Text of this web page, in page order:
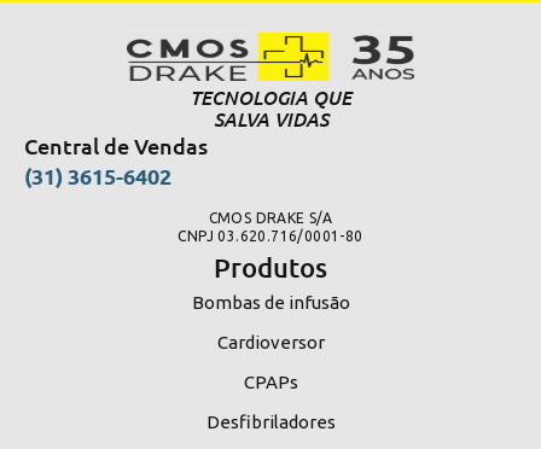
TECNOLOGIA QUE
SALVA VIDAS
Central de Vendas
(31) 3615-6402
CMOS DRAKE S/A
CNPJ 03.620.716/0001-80
Produtos
Bombas de infusão
Cardioversor
CPAPs
Desfibriladores